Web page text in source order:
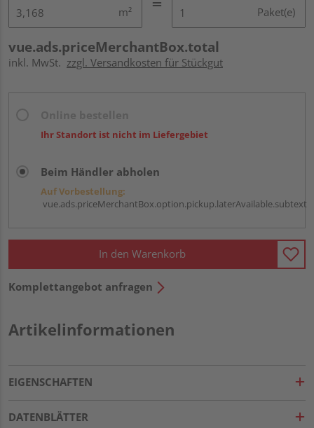
m² Paket(e)
vue.ads.priceMerchantBox.total
inkl. MwSt. zzgl. Versandkosten für Stückgut
Ihr Standort ist nicht im Liefergebiet
Beim Händler abholen
Auf Vorbestellung:
vue.ads.priceMerchantBox.option.pickup.laterAvailable.subtext
In den Warenkorb
Komplettangebot anfragen
Artikelinformationen
EIGENSCHAFTEN
DATENBLÄTTER